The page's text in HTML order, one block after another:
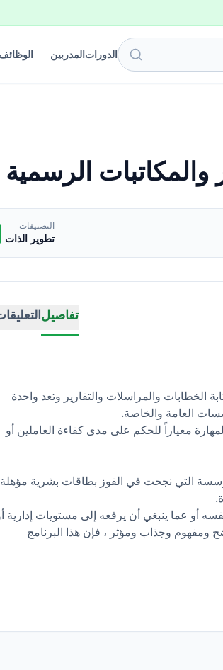
الدوراتالمدربين الوظائف
والمكاتبات
التصنيفات
تطوير الذات
تفاصيل
الخطابات والمراسلات والتقارير وتعد واحدة
العامة والخاصة.
معياراً للحكم على مدى كفاءة العاملين أو
التي نجحت في الفوز بطاقات بشرية مؤهلة
أو عما ينبغي أن يرفعه إلى مستويات إدارية
وجذاب ومؤثر ، فإن هذا البرنامج